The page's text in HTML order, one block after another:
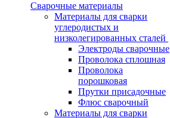
Сварочные материалы
Материалы для сварки
углеродистых и
низколегированных сталей
Электроды сварочные
Проволока сплошная
Проволока
порошковая
Прутки присадочные
Флюс сварочный
Материалы для сварки